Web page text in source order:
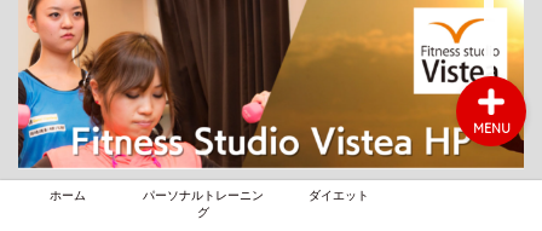
ホーム
パーソナルトレーニン
グ
ダイエット
MENU